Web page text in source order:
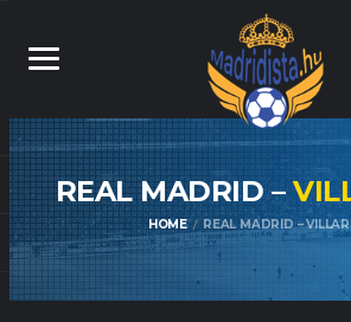
REAL MADRID –
HOME REAL MADRID –